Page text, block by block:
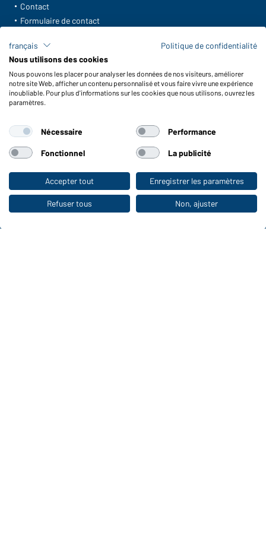
Vers la boutique pour particuliers
Contact
Formulaire de contact
FAQ / Manuel d' utilisation
Vérifier le stock
Reporting system according to whistleblower protection act
Fonctions et entretien
Conseils d'entretien
Tailles
Couleurs
WORKWEAR COLLECTION
Le choix idéal pour les professionnels :
français
Politique de confidentialité
Nous utilisons des cookies
Nous pouvons les placer pour analyser les données de nos visiteurs, améliorer
notre site Web, afficher un contenu personnalisé et vous faire vivre une expérience
inoubliable. Pour plus d'informations sur les cookies que nous utilisons, ouvrez les
paramètres.
Nécessaire Performance
Fonctionnel La publicité
Accepter tout Enregistrer les paramètres
Refuser tous Non, ajuster